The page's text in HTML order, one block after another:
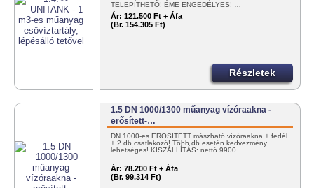
TELEPÍTHETŐ! ÉME ENGEDÉLYES! …
Ár: 121.500 Ft + Áfa
(Br. 154.305 Ft)
Részletek
1.5 DN 1000/1300 műanyag vízóraakna -
erősített-…
DN 1000-es ERŐSÍTETT mászható vízóraakna + fedél
+ 2 db csatlakozó! Több db esetén kedvezmény
lehetséges! KISZÁLLÍTÁS: nettó 9900…
Ár: 78.200 Ft + Áfa
(Br. 99.314 Ft)